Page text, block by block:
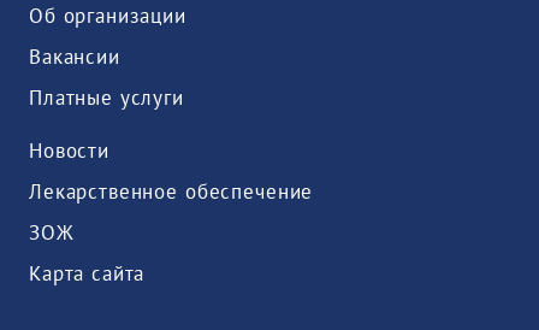
Об организации
Вакансии
Платные услуги
Новости
Лекарственное обеспечение
ЗОЖ
Карта сайта